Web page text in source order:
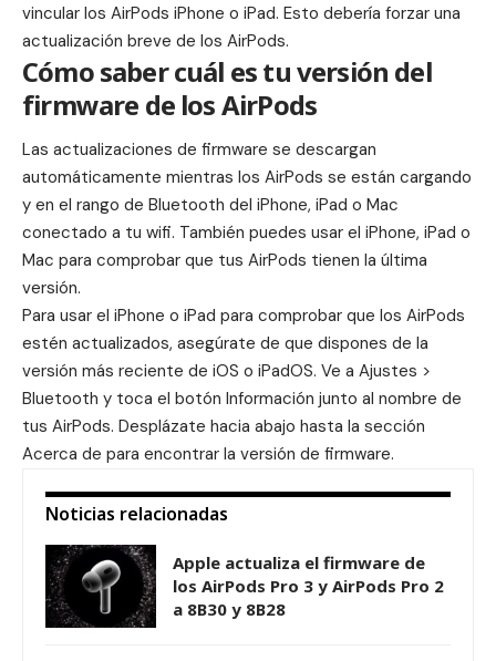
vincular los ‌‌‌‌‌AirPods‌‌‌‌‌ iPhone o iPad. Esto debería forzar una
actualización breve de los AirPods.
Cómo saber cuál es tu versión del
firmware de los AirPods
Las actualizaciones de firmware se descargan
automáticamente mientras los AirPods se están cargando
y en el rango de Bluetooth del iPhone, iPad o Mac
conectado a tu wifi. También puedes usar el iPhone, iPad o
Mac para comprobar que tus AirPods tienen la última
versión.
Para usar el iPhone o iPad para comprobar que los AirPods
estén actualizados, asegúrate de que dispones de la
versión más reciente de iOS o iPadOS. Ve a Ajustes >
Bluetooth y toca el botón Información junto al nombre de
tus AirPods. Desplázate hacia abajo hasta la sección
Acerca de para encontrar la versión de firmware.
Noticias relacionadas
Apple actualiza el firmware de
los AirPods Pro 3 y AirPods Pro 2
a 8B30 y 8B28